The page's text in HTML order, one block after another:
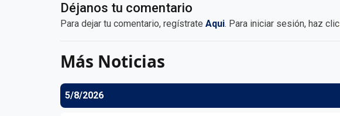
Déjanos tu comentario
Para dejar tu comentario, regístrate Aqui. Para iniciar sesión, haz clic
Más Noticias
5/8/2026